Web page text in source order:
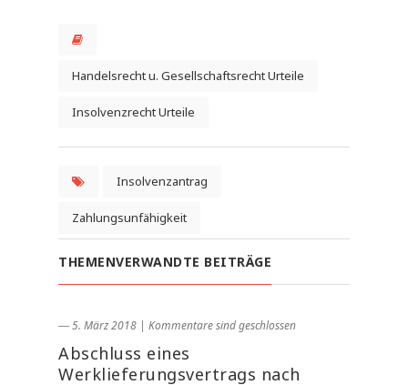
Handelsrecht u. Gesellschaftsrecht Urteile
Insolvenzrecht Urteile
Insolvenzantrag
Zahlungsunfähigkeit
THEMENVERWANDTE BEITRÄGE
― 5. März 2018 | Kommentare sind geschlossen
Abschluss eines
Werklieferungsvertrags nach